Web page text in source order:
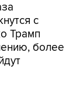
с
Трамп
более